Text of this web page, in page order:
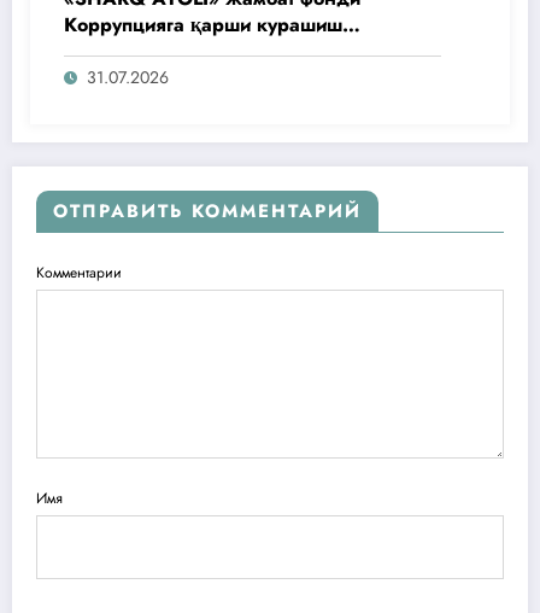
Коррупцияга қарши курашиш
агентлигидаги жамоат эшитувида
ташаббусларини тақдим этди
31.07.2026
ОТПРАВИТЬ КОММЕНТАРИЙ
Комментарии
Имя